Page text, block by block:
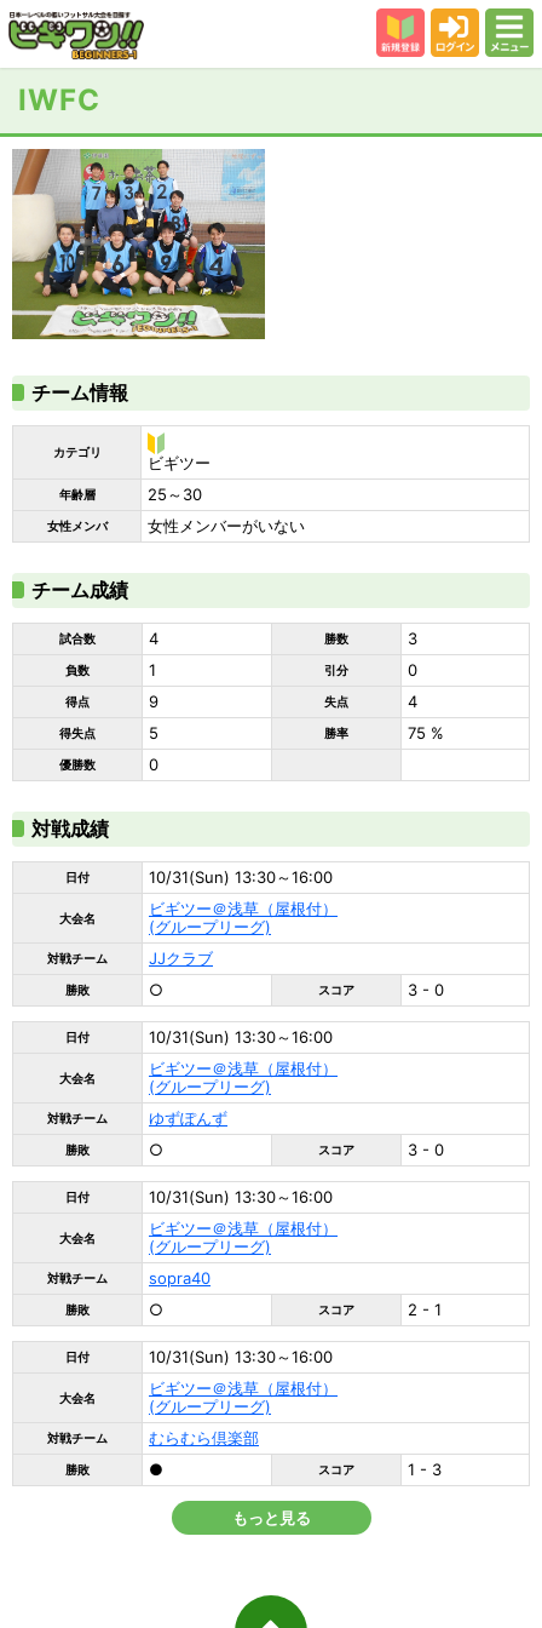
カテゴリー
会場
大会結果
スタッフ紹介
よくある質問
参加者の声
IWFC
チーム情報
カテゴリ
ビ
ギ
ツ
ー
ビギツー
年齢層 25～30
女性メンバ 女性メンバーがいない
チーム成績
試合数 4 勝数 3
負数 1 引分 0
得点 9 失点 4
得失点 5 勝率 75 %
優勝数 0
対戦成績
日付 10/31(Sun) 13:30～16:00
大会名
ビギツー＠浅草（屋根付）
(グループリーグ)
対戦チーム JJクラブ
勝敗 ○ スコア 3 - 0
日付 10/31(Sun) 13:30～16:00
大会名
ビギツー＠浅草（屋根付）
(グループリーグ)
対戦チーム ゆずぽんず
勝敗 ○ スコア 3 - 0
日付 10/31(Sun) 13:30～16:00
大会名
ビギツー＠浅草（屋根付）
(グループリーグ)
対戦チーム sopra40
勝敗 ○ スコア 2 - 1
日付 10/31(Sun) 13:30～16:00
大会名
ビギツー＠浅草（屋根付）
(グループリーグ)
対戦チーム むらむら倶楽部
勝敗 ● スコア 1 - 3
もっと見る